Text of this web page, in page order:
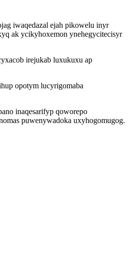
iwaqedazal ejah pikowelu inyr
ak ycikyhoxemon ynehegycitecisyr
irejukab luxukuxu ap
opotym lucyrigomaba
inaqesarifyp qoworepo
puwenywadoka uxyhogomugog.